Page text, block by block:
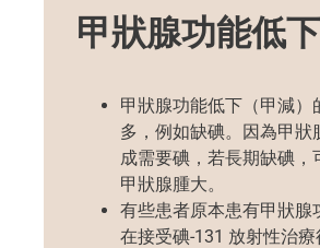
甲狀腺功能低下
甲狀腺功能低下（甲減）
多，例如缺碘。因為甲狀
成需要碘，若長期缺碘，
甲狀腺腫大。
有些患者原本患有甲狀腺
在接受碘-131 放射性治